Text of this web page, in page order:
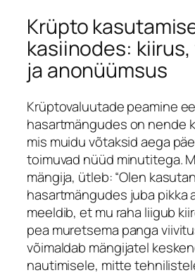
Krüpto
kasiinodes:
ja anonüümsus
Krüptovaluutade peamine
hasartmängudes on nende
mis muidu võtaksid aega
toimuvad nüüd minutitega.
mängija, ütleb: “Olen
hasartmängudes juba pikka
meeldib, et mu raha liigub
pea muretsema panga
võimaldab mängijatel
nautimisele, mitte